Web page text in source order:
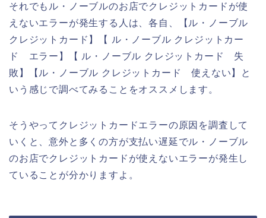
それでもル・ノーブルのお店でクレジットカードが使
えないエラーが発生する人は、各自、【ル・ノーブル
クレジットカード】【 ル・ノーブル クレジットカー
ド エラー】【 ル・ノーブル クレジットカード 失
敗】【ル・ノーブル クレジットカード 使えない】と
いう感じで調べてみることをオススメします。
そうやってクレジットカードエラーの原因を調査して
いくと、意外と多くの方が支払い遅延でル・ノーブル
のお店でクレジットカードが使えないエラーが発生し
ていることが分かりますよ。